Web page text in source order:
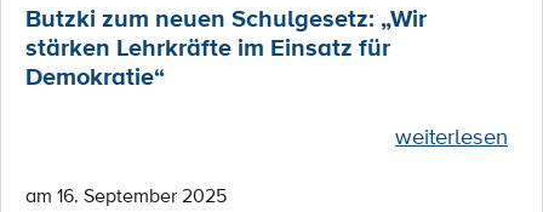
Butzki zum neuen Schulgesetz: „Wir
stärken Lehrkräfte im Einsatz für
Demokratie“
weiterlesen
am 16. September 2025